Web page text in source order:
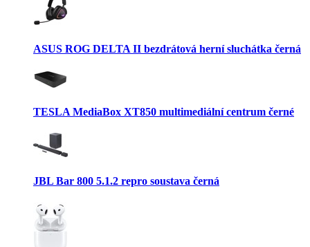
ASUS ROG DELTA II bezdrátová herní sluchátka černá
TESLA MediaBox XT850 multimediální centrum černé
JBL Bar 800 5.1.2 repro soustava černá